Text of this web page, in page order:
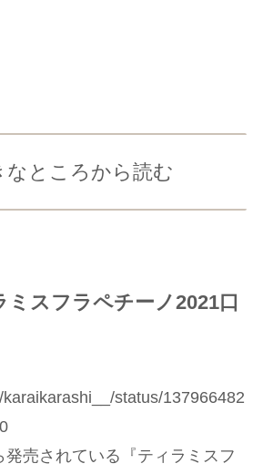
なところから読む
スフラペチーノ2021口
status/137966482
発売されている『ティラミスフ